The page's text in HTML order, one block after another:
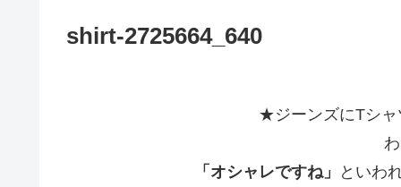
shirt-2725664_640
★ジーンズにTシャ
「オシャレですね」
といわ